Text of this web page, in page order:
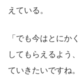
えている。
「でも今はとにか
してもらえるよう
ていきたいですね。